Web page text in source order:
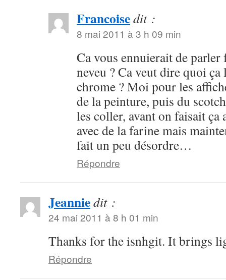
Francoisedit :
8 mai 2011 à 3 h 09 min
Ca vous ennuierait de parler
neveu ? Ca veut dire quoi ça
chrome ? Moi pour les
de la peinture, puis du
les coller, avant on faisait ça
avec de la farine mais
fait un peu désordre…
Répondre
Jeanniedit :
24 mai 2011 à 8 h 01 min
Thanks for the isnhgit. It brings
Répondre